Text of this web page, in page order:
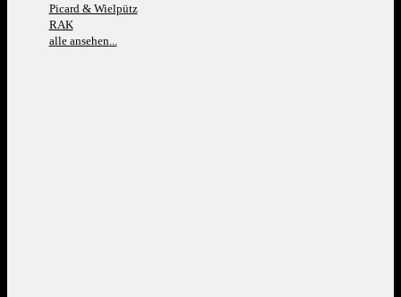
Picard & Wielpütz
RAK
alle ansehen...